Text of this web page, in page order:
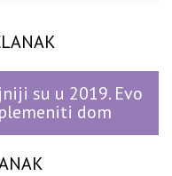
su u 2019. Evo
dom